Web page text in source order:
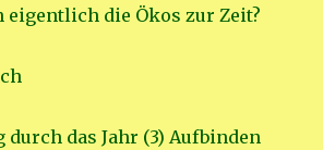
eigentlich die Ökos zur Zeit?
durch das Jahr (3) Aufbinden